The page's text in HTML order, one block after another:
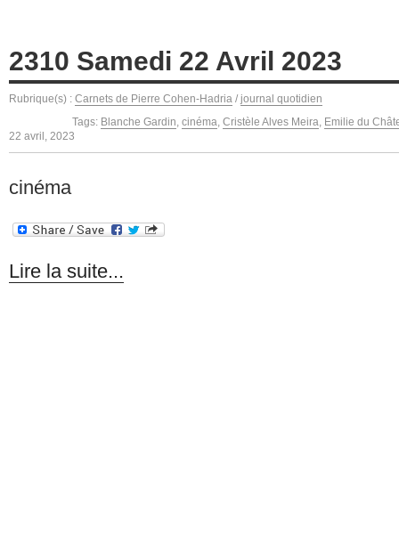
2310 Samedi 22 Avril 2023
Rubrique(s) : Carnets de Pierre Cohen-Hadria / journal quotidien
Tags: Blanche Gardin cinéma Cristèle Alves Meira Emilie du
22 avril, 2023
cinéma
Lire la suite...